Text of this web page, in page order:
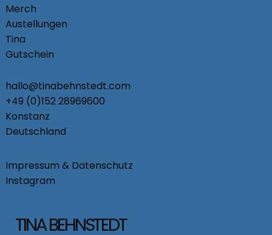
TINA BEHNSTEDT
Merch
Austellungen
Tina
Gutschein
hallo@tinabehnstedt.com
+49 (0)152 28969600
Konstanz
Deutschland
Impressum & Datenschutz
Instagram